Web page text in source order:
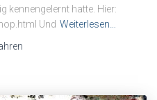
kennengelernt hatte. Hier:
Und Weiterlesen…